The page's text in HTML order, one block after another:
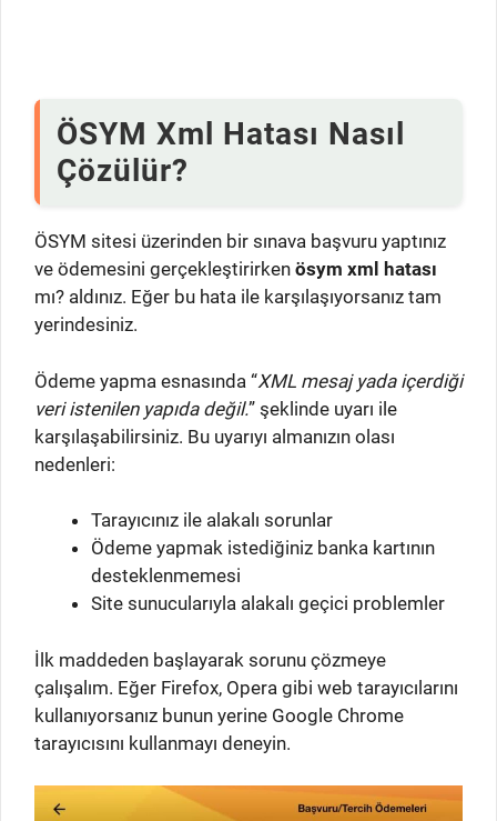
ÖSYM Xml Hatası Nasıl
Çözülür?
ÖSYM sitesi üzerinden bir sınava başvuru yaptınız
ve ödemesini gerçekleştirirken ösym xml hatası
mı? aldınız. Eğer bu hata ile karşılaşıyorsanız tam
yerindesiniz.
Ödeme yapma esnasında “XML mesaj yada içerdiği
veri istenilen yapıda değil.” şeklinde uyarı ile
karşılaşabilirsiniz. Bu uyarıyı almanızın olası
nedenleri:
Tarayıcınız ile alakalı sorunlar
Ödeme yapmak istediğiniz banka kartının
desteklenmemesi
Site sunucularıyla alakalı geçici problemler
İlk maddeden başlayarak sorunu çözmeye
çalışalım. Eğer Firefox, Opera gibi web tarayıcılarını
kullanıyorsanız bunun yerine Google Chrome
tarayıcısını kullanmayı deneyin.